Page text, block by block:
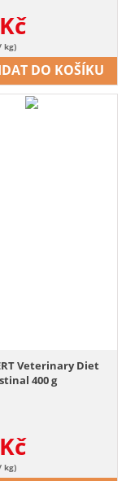
Kč
kg)
DO KOŠÍKU
Veterinary Diet
400 g
Kč
kg)